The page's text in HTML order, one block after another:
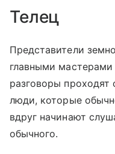
Телец
Представители
главными
разговоры проходят
люди, которые
вдруг начинают
обычного.